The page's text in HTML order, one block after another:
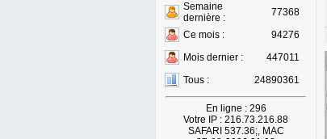
Semaine
dernière :
77368
Ce mois :
94276
Mois dernier :
447011
Tous :
24890361
En ligne : 296
Votre IP : 216.73.216.88
SAFARI 537.36;, MAC